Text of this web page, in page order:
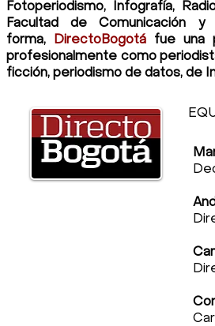
Fotoperiodismo, Infografía,
Facultad de Comunicación
forma,
DirectoBogotá fue una
profesionalmente como
ficción, periodismo de datos, de I